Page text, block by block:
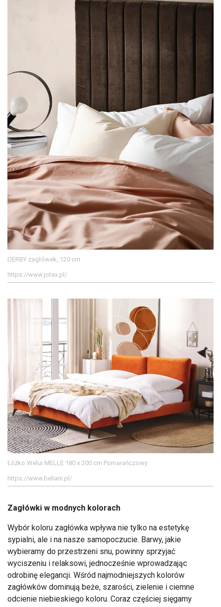
DERBY zagłówek, 120 cm
https://www.jotex.pl/
Łóżko Welur MELLE 180 x 200 cm Pomarańczowy
https://www.beliani.pl/
Zagłówki w modnych kolorach
Wybór koloru zagłówka wpływa nie tylko na estetykę
sypialni, ale i na nasze samopoczucie. Barwy, jakie
wybieramy do przestrzeni snu, powinny sprzyjać
wyciszeniu i relaksowi, jednocześnie wprowadzając
odrobinę elegancji. Wśród najmodniejszych kolorów
zagłówków dominują beże, szarości, zielenie i ciemne
odcienie niebieskiego koloru. Coraz częściej sięgamy